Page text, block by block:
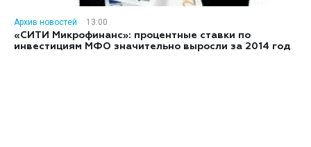
Архив новостей
13:00
«СИТИ Микрофинанс»: процентные ставки по
инвестициям МФО значительно выросли за 2014 год